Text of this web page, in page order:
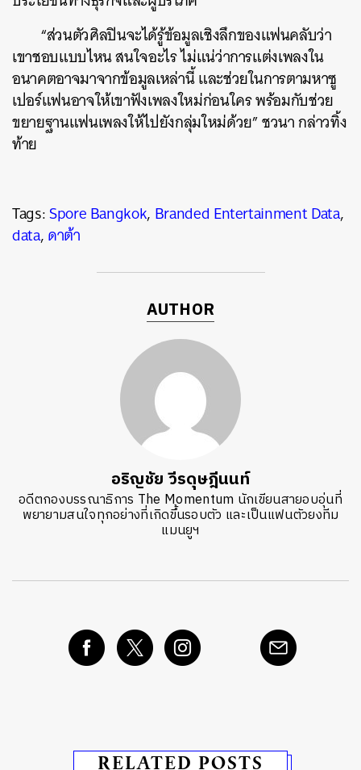
“ส่วนตัวศิลปินจะได้รู้ข้อมูลเชิงลึกของแฟนคลับว่า
เขาชอบแบบไหน สนใจอะไร ไม่แน่ว่าการแต่งเพลงใน
อนาคตอาจมาจากข้อมูลเหล่านี้ และช่วยในการตามหาซู
เปอร์แฟนอาจให้เขาฟังเพลงใหม่ก่อนใคร พร้อมกับช่วย
ขยายฐานแฟนเพลงให้ไปยังกลุ่มใหม่ด้วย” ชวนา กล่าวทิ้ง
ท้าย
Tags:Spore Bangkok, Branded Entertainment Data,
data,ดาต้า
AUTHOR
อริญชัย วีรดุษฎีนนท์
อดีตกองบรรณาธิการ The Momentum นักเขียนสายอบอุ่นที่
พยายามสนใจทุกอย่างที่เกิดขึ้นรอบตัว และเป็นแฟนตัวยงทีม
แมนยูฯ
RELATED POSTS